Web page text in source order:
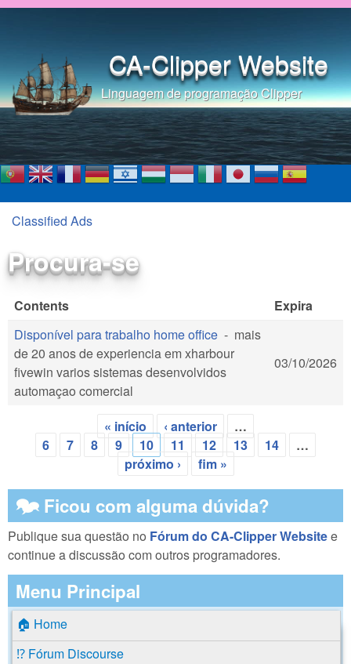
Pular para o conteúdo
CA-Clipper Website
Linguagem de programação Clipper
Você está aqui
Classified Ads
Procura-se
Contents
Expira
Disponível para trabalho home office
mais
de 20 anos de experiencia em xharbour
fivewin varios sistemas desenvolvidos
automaçao comercial
03/10/2026
Páginas
« início ‹ anterior
…
6
7 8 9 10 11 12 13 14
…
próximo ›
fim »
🗫 Ficou com alguma dúvida?
Publique sua questão no Fórum do CA-Clipper Websitee
continue a discussão com outros programadores.
Menu Principal
🏠 Home
⁉️ Fórum Discourse